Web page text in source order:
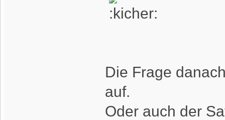
Die Frage
auf.
Oder auch der